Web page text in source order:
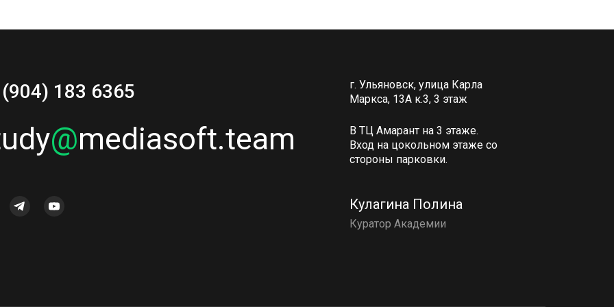
183 6365
@mediasoft.team
г. Ульяновск, улица Карла
Маркса, 13А к.3, 3 этаж
В ТЦ Амарант на 3 этаже.
Вход на цокольном этаже со
стороны парковки.
Кулагина Полина
Куратор Академии